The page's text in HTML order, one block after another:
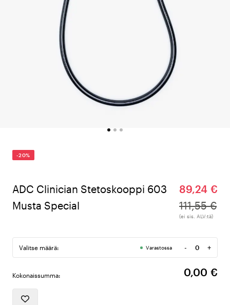
-20%
ADC Clinician Stetoskooppi 603
Musta Special
89,24 €
111,55 €
(ei sis. ALV:tä)
Valitse määrä: Varastossa -
Määrä
+
Kokonaissumma: 0,00 €